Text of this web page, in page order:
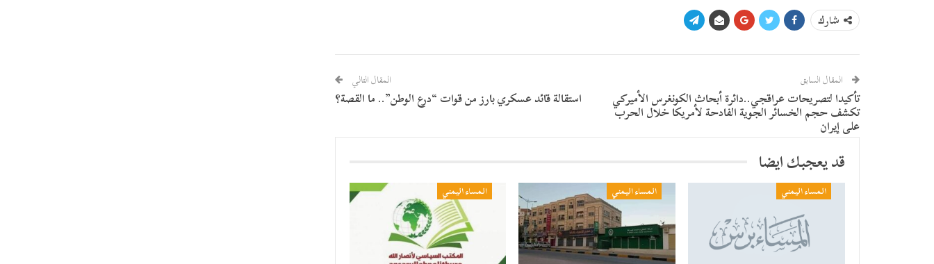
شارك
المقال السابق
تأكيدا لتصريحات عراقجي..دائرة أبحاث الكونغرس الأميركي
تكشف حجم الخسائر الجوية الفادحة لأمريكا خلال الحرب
على إيران
المقال التالي
استقالة قائد عسكري بارز من قوات “درع الوطن”.. ما القصة؟
قد يعجبك ايضا
المساء اليمني المساء اليمني المساء اليمني